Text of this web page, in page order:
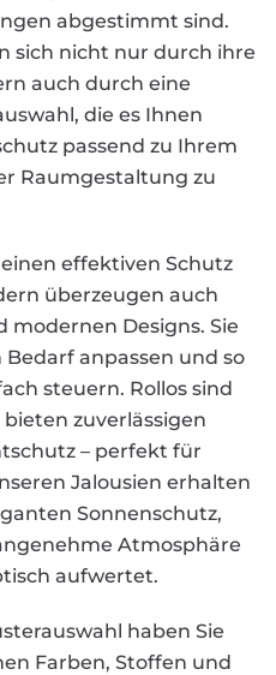
abgestimmt sind.
sich nicht nur durch ihre
auch durch eine
die es Ihnen
passend zu Ihrem
Raumgestaltung zu
effektiven Schutz
überzeugen auch
Designs. Sie
Bedarf anpassen und so
steuern. Rollos sind
zuverlässigen
– perfekt für
Jalousien erhalten
Sonnenschutz,
Atmosphäre
aufwertet.
haben Sie
Farben, Stoffen und